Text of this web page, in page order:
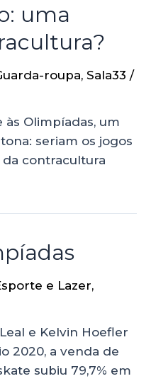
uma
roupa, Sala33 /
às Olimpíadas, um
seriam os jogos
contracultura
e Lazer,
e Kelvin Hoefler
2020, a venda de
subiu 79,7% em